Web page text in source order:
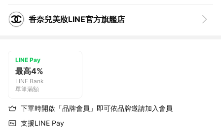
香奈兒美妝LINE官方旗艦店
LINE Pay
最高4%
LINE Bank
單筆滿額
下單時開啟「品牌會員」即可依品牌邀請加入會員
支援LINE Pay